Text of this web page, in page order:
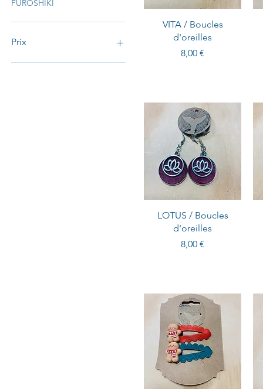
FUROSHIKI
Prix
VITA / Boucles
d'oreilles
Prix
8,00 €
LOTUS / Boucles
d'oreilles
Prix
8,00 €